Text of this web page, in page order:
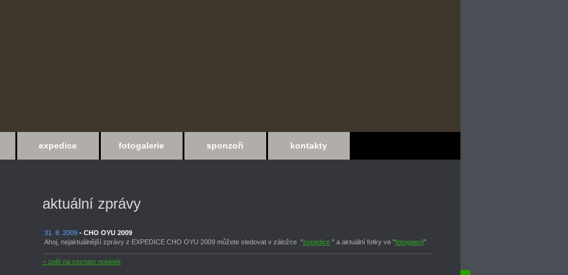
expedice fotogalerie sponzoři kontakty
aktuální zprávy
31. 8. 2009- CHO OYU 2009
Ahoj, nejaktuálnější zprávy z EXPEDICE CHO OYU 2009 můžete sledovat v záložce "expedice" a aktuální fotky ve "fotogalerii"
< zpět na seznam novinek